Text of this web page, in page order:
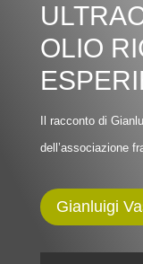
OLIO
Il racconto di
dell’associazione
Gianluigi